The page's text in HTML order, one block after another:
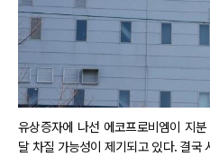
유상증자에 나선 에코프로비엠이 지
달 차질 가능성이 제기되고 있다. 결국